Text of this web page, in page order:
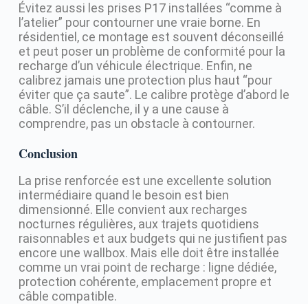
Évitez aussi les prises P17 installées “comme à
l’atelier” pour contourner une vraie borne. En
résidentiel, ce montage est souvent déconseillé
et peut poser un problème de conformité pour la
recharge d’un véhicule électrique. Enfin, ne
calibrez jamais une protection plus haut “pour
éviter que ça saute”. Le calibre protège d’abord le
câble. S’il déclenche, il y a une cause à
comprendre, pas un obstacle à contourner.
Conclusion
La prise renforcée est une excellente solution
intermédiaire quand le besoin est bien
dimensionné. Elle convient aux recharges
nocturnes régulières, aux trajets quotidiens
raisonnables et aux budgets qui ne justifient pas
encore une wallbox. Mais elle doit être installée
comme un vrai point de recharge : ligne dédiée,
protection cohérente, emplacement propre et
câble compatible.